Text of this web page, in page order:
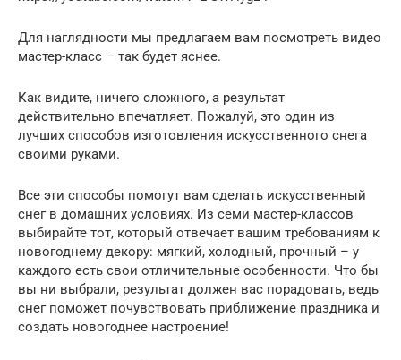
Для наглядности мы предлагаем вам посмотреть видео
мастер-класс – так будет яснее.
Как видите, ничего сложного, а результат
действительно впечатляет. Пожалуй, это один из
лучших способов изготовления искусственного снега
своими руками.
Все эти способы помогут вам сделать искусственный
снег в домашних условиях. Из семи мастер-классов
выбирайте тот, который отвечает вашим требованиям к
новогоднему декору: мягкий, холодный, прочный – у
каждого есть свои отличительные особенности. Что бы
вы ни выбрали, результат должен вас порадовать, ведь
снег поможет почувствовать приближение праздника и
создать новогоднее настроение!